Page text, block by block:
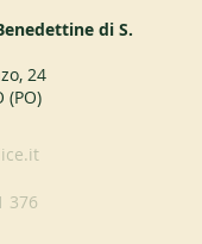
di S.
24
(PO)
376